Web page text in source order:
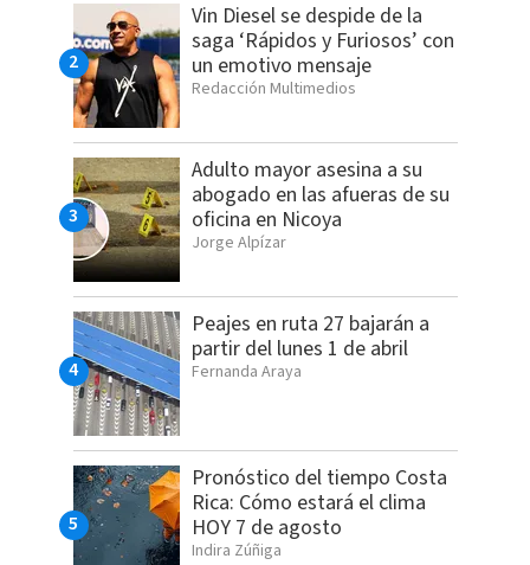
Vin Diesel se despide de la
saga ‘Rápidos y Furiosos’ con
un emotivo mensaje
Redacción Multimedios
Adulto mayor asesina a su
abogado en las afueras de su
oficina en Nicoya
Jorge Alpízar
Peajes en ruta 27 bajarán a
partir del lunes 1 de abril
Fernanda Araya
Pronóstico del tiempo Costa
Rica: Cómo estará el clima
HOY 7 de agosto
Indira Zúñiga